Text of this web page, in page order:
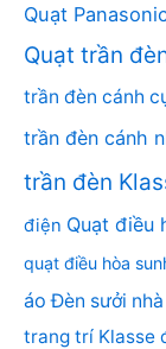
Quạt
Quạt trần
trần đèn cánh
trần đèn cánh
trần đèn
điện Quạt điều
quạt điều hòa
áo Đèn sưởi
trang trí Klasse